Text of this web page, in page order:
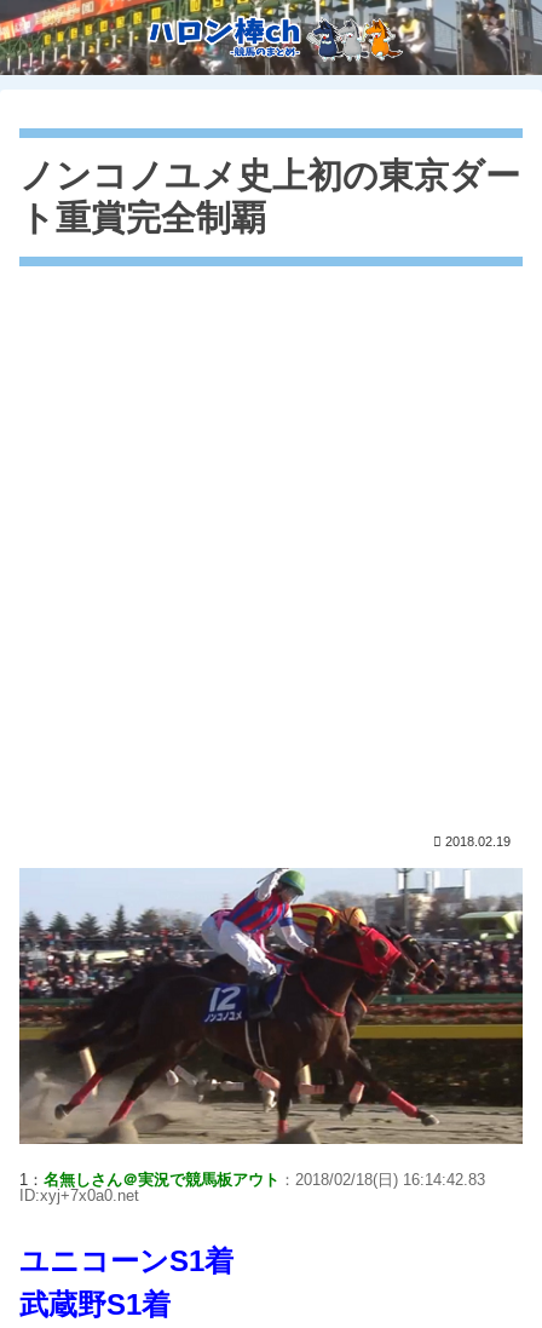
ノンコノユメ史上初の東京ダー
ト重賞完全制覇
2018.02.19
1： 名無しさん＠実況で競馬板アウト ：2018/02/18(日) 16:14:42.83
ID:xyj+7x0a0.net
ユニコーンS1着
武蔵野S1着